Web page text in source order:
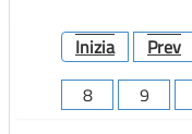
Inizia Prev
8
9